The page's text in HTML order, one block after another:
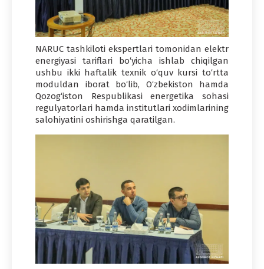
NARUC tashkiloti ekspertlari tomonidan elektr
energiyasi tariflari bo‘yicha ishlab chiqilgan
ushbu ikki haftalik texnik o‘quv kursi to‘rtta
moduldan iborat bo‘lib, O‘zbekiston hamda
Qozog‘iston Respublikasi energetika sohasi
regulyatorlari hamda institutlari xodimlarining
salohiyatini oshirishga qaratilgan.